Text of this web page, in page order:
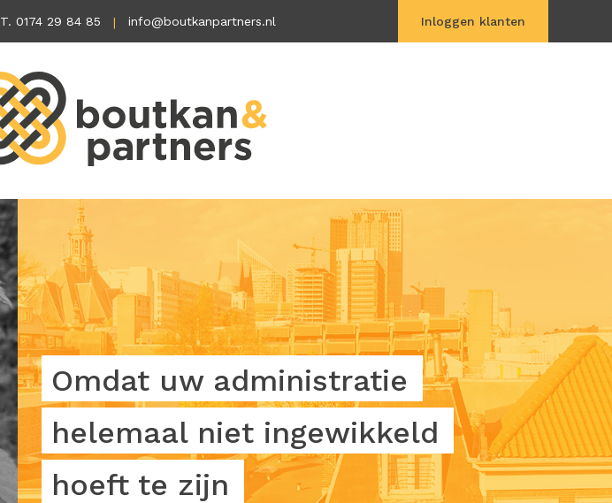
T. 0174 29 84 85 info@boutkanpartners.nl Inloggen klanten
Omdat uw administratie
helemaal niet ingewikkeld
hoeft te zijn